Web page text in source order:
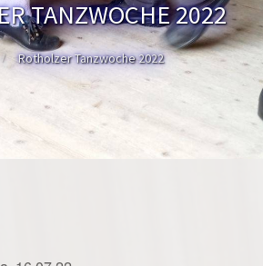
TANZWOCHE 2022
Rotholzer Tanzwoche 2022